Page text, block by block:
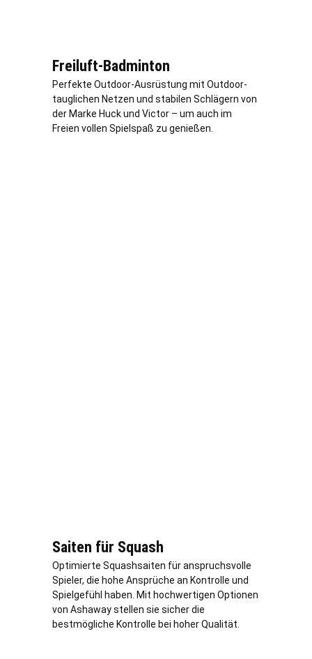
Freiluft-Badminton
Perfekte Outdoor-Ausrüstung mit Outdoor-
tauglichen Netzen und stabilen Schlägern von
der Marke Huck und Victor – um auch im
Freien vollen Spielspaß zu genießen.
Saiten für Squash
Optimierte Squashsaiten für anspruchsvolle
Spieler, die hohe Ansprüche an Kontrolle und
Spielgefühl haben. Mit hochwertigen Optionen
von Ashaway stellen sie sicher die
bestmögliche Kontrolle bei hoher Qualität.